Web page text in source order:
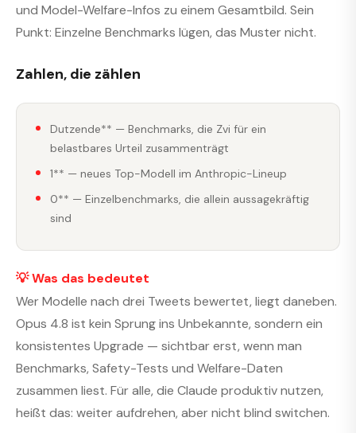
und Model-Welfare-Infos zu einem Gesamtbild. Sein
Punkt: Einzelne Benchmarks lügen, das Muster nicht.
Zahlen, die zählen
Dutzende** — Benchmarks, die Zvi für ein
belastbares Urteil zusammenträgt
1** — neues Top-Modell im Anthropic-Lineup
0** — Einzelbenchmarks, die allein aussagekräftig
sind
💡 Was das bedeutet
Wer Modelle nach drei Tweets bewertet, liegt daneben.
Opus 4.8 ist kein Sprung ins Unbekannte, sondern ein
konsistentes Upgrade — sichtbar erst, wenn man
Benchmarks, Safety-Tests und Welfare-Daten
zusammen liest. Für alle, die Claude produktiv nutzen,
heißt das: weiter aufdrehen, aber nicht blind switchen.